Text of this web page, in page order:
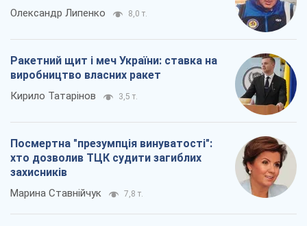
Олександр Липенко 8,0 т.
Ракетний щит і меч України: ставка на
виробництво власних ракет
Кирило Татарінов 3,5 т.
Посмертна "презумпція винуватості":
хто дозволив ТЦК судити загиблих
захисників
Марина Ставнійчук 7,8 т.